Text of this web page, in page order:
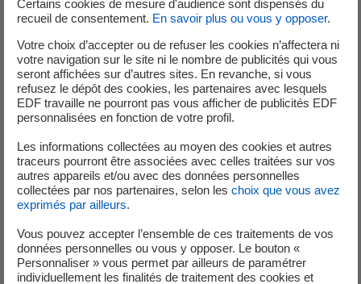
des solutions de mobilité toujours plus respectueuses de
l’environnement. Il nous est donc apparu évident qu’EDF et
Toyota France, deux acteurs engagés en faveur d’une
société décarbonée, devaient s’associer afin d’offrir à nos
clients une solution de recharge à partir d’électricité issue
d’énergies renouvelables», ajouteFrank Marotte,
Président-directeur général de Toyota France
www.toyota.fretwww.lexus.fr
Une quantité d'énergie renouvelable équivalente à la consommation
du client est injectée sur le réseau. Traçabilité assurée via le
mécanisme des garanties d'origine, certifié par un organisme
indépendant. ant.
3Emissions directes, hors analyse du cycle de vie des moyens de
production et des combustibles - Périmètre EDF SA / Source EDF.
Certains cookies de mesure d'audience sont dispensés du
recueil de consentement. En savoir plus ou vous y opposer.
Votre choix d’accepter ou de refuser les cookies n’affectera ni
votre navigation sur le site ni le nombre de publicités qui vous
seront affichées sur d’autres sites. En revanche, si vous
refusez le dépôt des cookies, les partenaires avec lesquels
EDF travaille ne pourront pas vous afficher de publicités EDF
personnalisées en fonction de votre profil.
Les informations collectées au moyen des cookies et autres
traceurs pourront être associées avec celles traitées sur vos
autres appareils et/ou avec des données personnelles
collectées par nos partenaires, selon les choix que vous avez
exprimés par ailleurs.
Vous pouvez accepter l’ensemble de ces traitements de vos
données personnelles ou vous y opposer. Le bouton «
Personnaliser » vous permet par ailleurs de paramétrer
individuellement les finalités de traitement des cookies et